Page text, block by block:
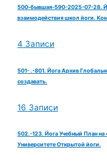
500-бывшая-590-2025-07-28.
взаимодействия школ йоги.
4 Записи
501- .-801. Йога Архив
создавать.
16 Записи
502.-123. Йога Учебный План на
Университете Открытой йоги.